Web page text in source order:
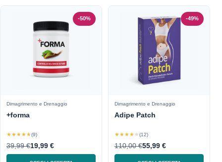
-50%
Dimagrimento e Drenaggio
+forma
★★★★★(9)
39,99 €19,99 €
-49%
Dimagrimento e Drenaggio
Adipe Patch
★★★★★(12)
110,00 €55,99 €